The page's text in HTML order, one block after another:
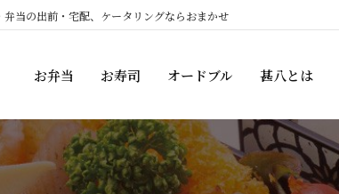
当の出前・宅配、ケータリングならおまかせ
お弁当 お寿司 オードブル 甚八とは